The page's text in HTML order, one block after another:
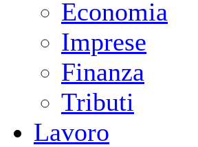
Economia
Imprese
Finanza
Tributi
Lavoro